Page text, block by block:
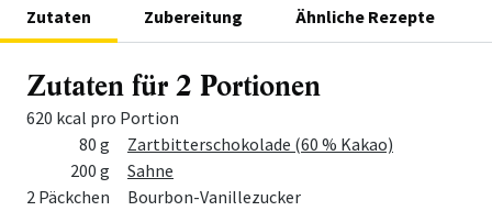
Zutaten Zubereitung Ähnliche Rezepte
Zutaten für 2 Portionen
620 kcal pro Portion
Zutat
80 g
Zartbitterschokolade (60 % Kakao)
200 g
Sahne
2 Päckchen
Bourbon-Vanillezucker